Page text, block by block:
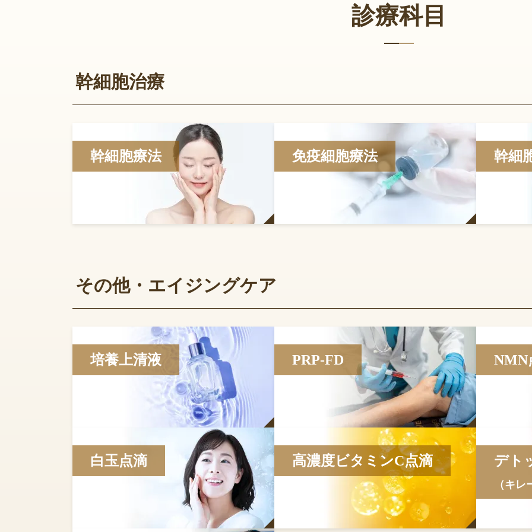
診療科目
幹細胞治療
幹細胞療法 免疫細胞療法 幹細
その他・エイジングケア
培養上清液 PRP-FD NMN
白玉点滴 高濃度ビタミンC点滴 デト
（キ